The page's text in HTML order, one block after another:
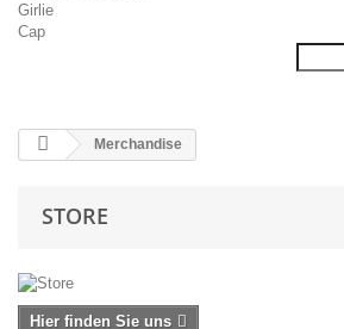
Girlie
Cap
Merchandise
STORE
Hier finden Sie uns